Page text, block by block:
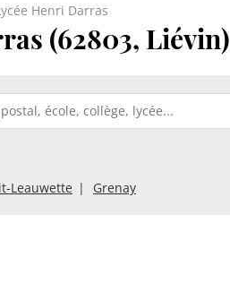
Henri Darras
(62803, Liévin)
Leauwette Grenay